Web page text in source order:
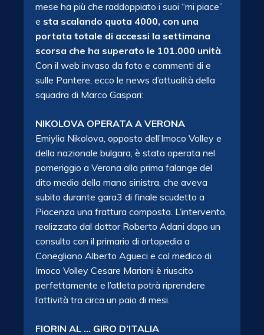
mese ha più che raddoppiato i suoi “mi piace”
e sta scalando quota 4000, con una
portata totale di accessi la settimana
scorsa che ha superato le 101.000 unità.
Con il web invaso da foto e commenti di e
sulle Pantere, ecco le news d’attualità della
squadra di Marco Gaspari:
NIKOLOVA OPERATA A VERONA
Emiylia Nikolova, opposto dell’Imoco Volley e
della nazionale bulgara, è stata operata nel
pomeriggio a Verona alla prima falange del
dito medio della mano sinistra, che aveva
subito durante gara3 di finale scudetto a
Piacenza una frattura composta. L’intervento,
realizzato dal dottor Roberto Adani dopo un
consulto con il primario di ortopedia a
Conegliano Alberto Agueci e col medico di
Imoco Volley Cesare Mariani è riuscito
perfettamente e l’atleta potrà riprendere
l’attività tra circa un paio di mesi.
FIORIN AL … GIRO D’ITALIA